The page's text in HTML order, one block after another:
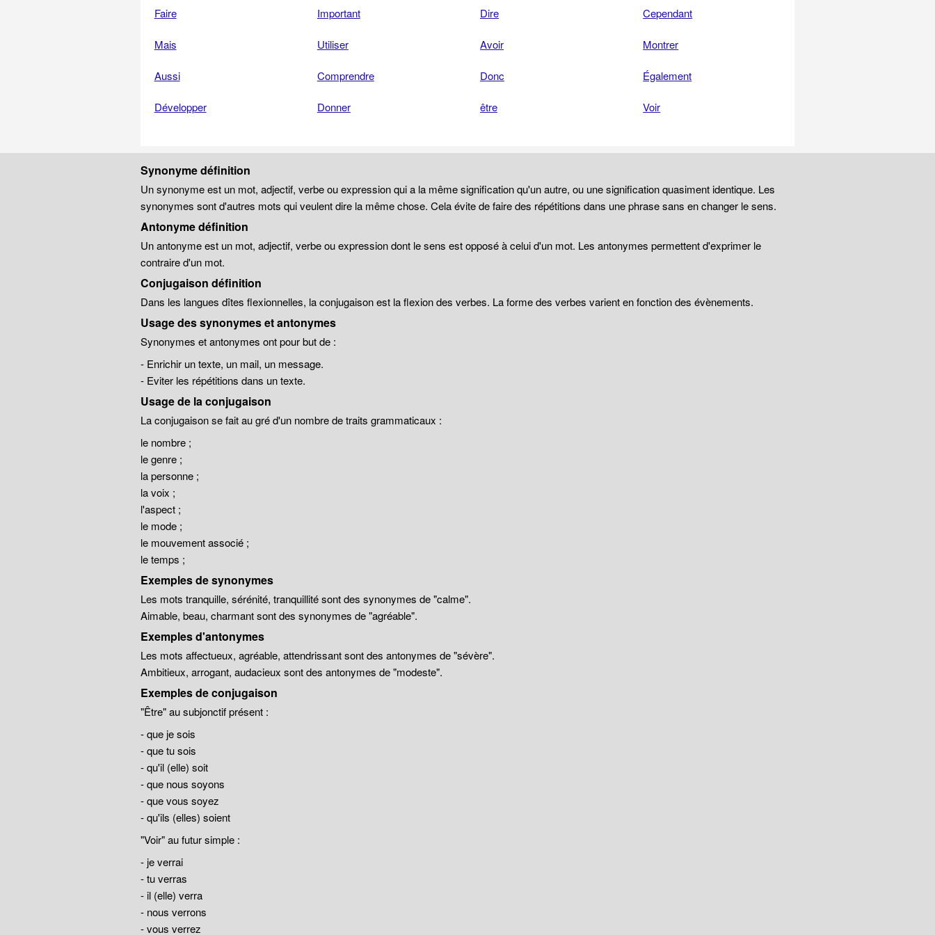
Faire Important Dire Cependant
Mais Utiliser Avoir Montrer
Aussi Comprendre Donc Également
Développer Donner être Voir
Synonyme définition
Un synonyme est un mot, adjectif, verbe ou expression qui a la même signification qu'un autre, ou une signification quasiment identique. Les
synonymes sont d'autres mots qui veulent dire la même chose. Cela évite de faire des répétitions dans une phrase sans en changer le sens.
Antonyme définition
Un antonyme est un mot, adjectif, verbe ou expression dont le sens est opposé à celui d'un mot. Les antonymes permettent d'exprimer le
contraire d'un mot.
Conjugaison définition
Dans les langues dîtes flexionnelles, la conjugaison est la flexion des verbes. La forme des verbes varient en fonction des évènements.
Usage des synonymes et antonymes
Synonymes et antonymes ont pour but de :
- Enrichir un texte, un mail, un message.
- Eviter les répétitions dans un texte.
Usage de la conjugaison
La conjugaison se fait au gré d'un nombre de traits grammaticaux :
le nombre ;
le genre ;
la personne ;
la voix ;
l'aspect ;
le mode ;
le mouvement associé ;
le temps ;
Exemples de synonymes
Les mots tranquille, sérénité, tranquillité sont des synonymes de "calme".
Aimable, beau, charmant sont des synonymes de "agréable".
Exemples d'antonymes
Les mots affectueux, agréable, attendrissant sont des antonymes de "sévère".
Ambitieux, arrogant, audacieux sont des antonymes de "modeste".
Exemples de conjugaison
"Être" au subjonctif présent :
- que je sois
- que tu sois
- qu'il (elle) soit
- que nous soyons
- que vous soyez
- qu'ils (elles) soient
"Voir" au futur simple :
- je verrai
- tu verras
- il (elle) verra
- nous verrons
- vous verrez